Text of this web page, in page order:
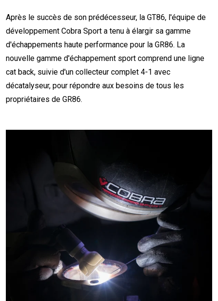
Après le succès de son prédécesseur, la GT86, l'équipe de
développement Cobra Sport a tenu à élargir sa gamme
d'échappements haute performance pour la GR86. La
nouvelle gamme d'échappement sport comprend une ligne
cat back, suivie d'un collecteur complet 4-1 avec
décatalyseur, pour répondre aux besoins de tous les
propriétaires de GR86.